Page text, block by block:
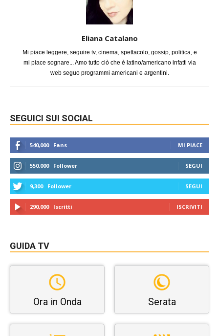
Eliana Catalano
Mi piace leggere, seguire tv, cinema, spettacolo, gossip, politica, e
mi piace sognare... Amo tutto ciò che è latino/americano infatti via
web seguo programmi americani e argentini.
SEGUICI SUI SOCIAL
540,000 Fans MI PIACE
550,000 Follower SEGUI
9,300 Follower SEGUI
290,000 Iscritti ISCRIVITI
GUIDA TV
Ora in Onda Serata